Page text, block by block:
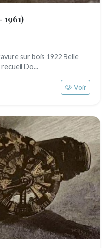
1961)
sur bois 1922 Belle
Do...
Voir